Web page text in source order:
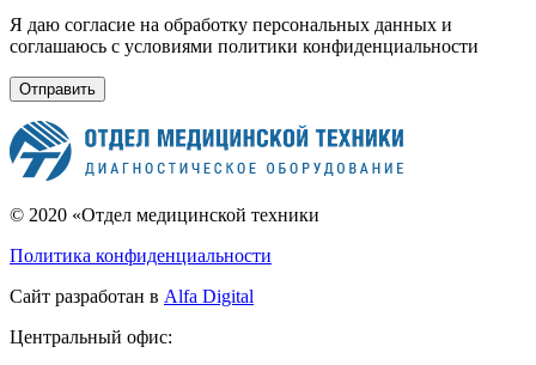
Я даю согласие на обработку персональных данных и
соглашаюсь с условиями политики конфиденциальности
© 2020 «Отдел медицинской техники
Политика конфиденциальности
Сайт разработан в Alfa Digital
Центральный офис: